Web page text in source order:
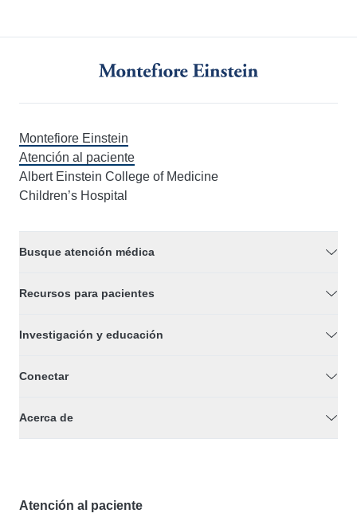
Montefiore Einstein
Atención al paciente
Albert Einstein College of Medicine
Children’s Hospital
Busque atención médica
Recursos para pacientes
Investigación y educación
Conectar
Acerca de
Atención al paciente